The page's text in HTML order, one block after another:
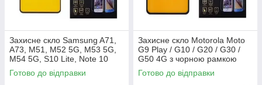
Захисне скло Samsung A71,
A73, M51, M52 5G, M53 5G,
M54 5G, S10 Lite, Note 10
Lite, A715, A716, A725, A736,
M515, M526, M536,
Готово до відправки
Захисне скло Motorola Moto
G9 Play / G10 / G20 / G30 /
G50 4G з чорною рамкою
Готово до відправки